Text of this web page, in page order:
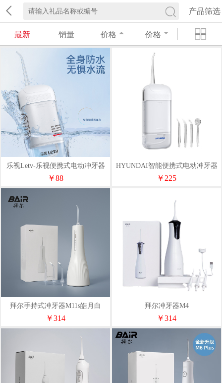
产品筛选
最新 销量 价格 价格
乐视Letv-乐视便携式电动冲牙器
6691
￥88
HYUNDAI智能便携式电动冲牙器
W3
￥225
拜尔手持式冲牙器M11s皓月白
￥314
拜尔冲牙器M4
￥314